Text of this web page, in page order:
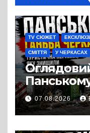
TV СЮЖЕТ
СМІТТЯ У ЧЕРКАСАХ
07.08.2026